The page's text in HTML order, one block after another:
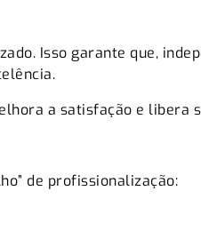
Isso garante que,
a satisfação e libera
de profissionalização: